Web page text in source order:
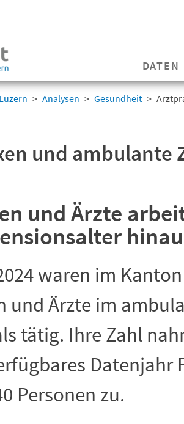
DATEN
Analysen Gesundheit
und ambulante
und Ärzte
waren im
und Ärzte im
tätig. Ihre Zahl
Datenjahr
Personen zu.